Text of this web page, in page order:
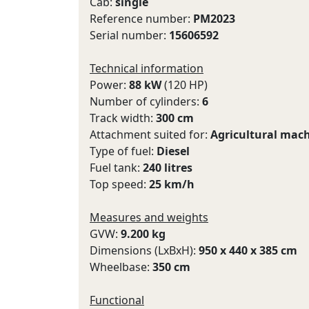
Reference number: PM2023
Serial number: 15606592
Technical information
Power: 88 kW(120 HP)
Number of cylinders: 6
Track width: 300 cm
Attachment suited for: Agricultural
Type of fuel: Diesel
Fuel tank: 240 litres
Top speed: 25 km/h
Measures and weights
GVW: 9.200 kg
Dimensions (LxBxH): 950 x 440 x 385 cm
Wheelbase: 350 cm
Functional